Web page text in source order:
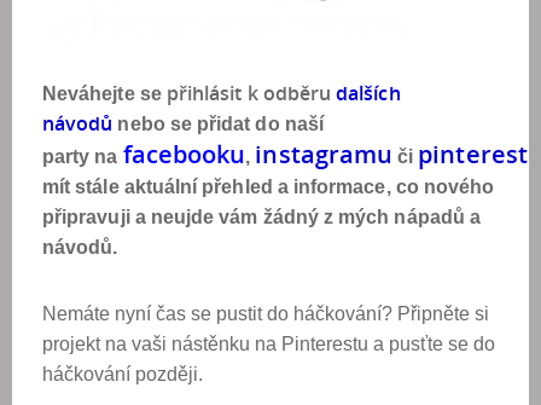
Neváhejte se přihlásit k odběru dalších
návodů nebo se přidat do naší
party na facebooku, instagramu či pinterest
mít stále aktuální přehled a informace, co nového
připravuji a neujde vám žádný z mých nápadů a
návodů.
Nemáte nyní čas se pustit do háčkování? Připněte si
projekt na vaši nástěnku na Pinterestu a pusťte se do
háčkování později.